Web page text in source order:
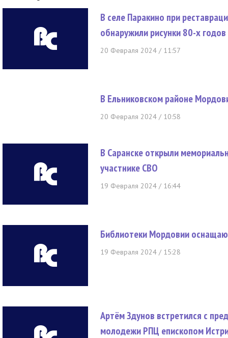
В селе Паракино при
обнаружили рисунки 80-х
20 Февраля 2024 / 11:57
В Ельниковском районе
20 Февраля 2024 / 10:58
В Саранске открыли
участнике СВО
19 Февраля 2024 / 16:44
Библиотеки Мордовии
19 Февраля 2024 / 15:28
Артём Здунов встретился с
молодежи РПЦ епископом